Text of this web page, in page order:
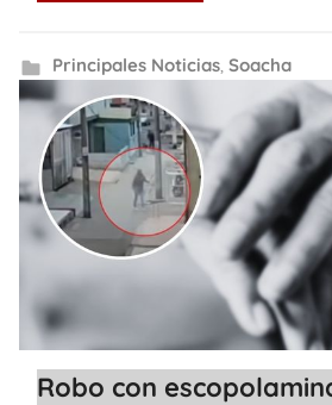
Principales Noticias, Soacha
Robo con